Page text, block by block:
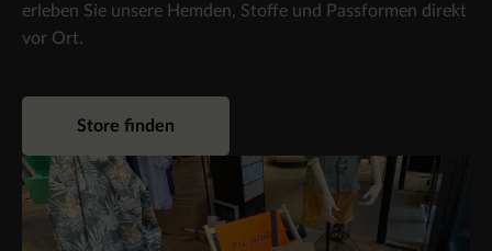
erleben Sie unsere Hemden, Stoffe und Passformen direkt
vor Ort.
Store finden